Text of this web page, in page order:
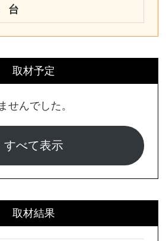
台
取材予定
せんでした。
すべて表示
取材結果